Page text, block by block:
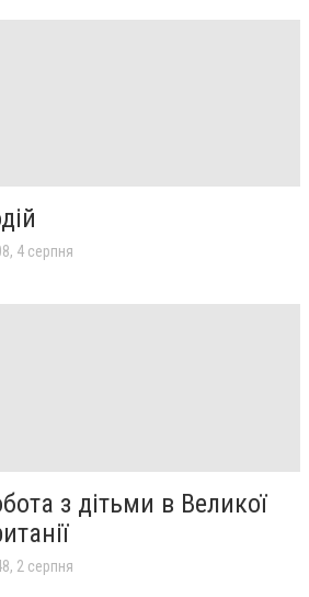
4 серпня
з дітьми в Великої
2 серпня